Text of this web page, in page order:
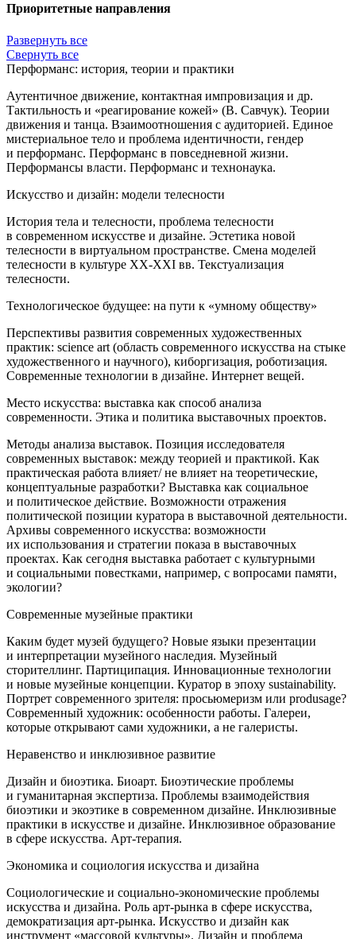
Приоритетные направления
Развернуть все
Свернуть все
Перформанс: история, теории и практики
Аутентичное движение, контактная импровизация и др.
Тактильность и «реагирование кожей» (В. Савчук). Теории
движения и танца. Взаимоотношения с аудиторией. Единое
мистериальное тело и проблема идентичности, гендер
и перформанс. Перформанс в повседневной жизни.
Перформансы власти. Перформанс и технонаука.
Искусство и дизайн: модели телесности
История тела и телесности, проблема телесности
в современном искусстве и дизайне. Эстетика новой
телесности в виртуальном пространстве. Смена моделей
телесности в культуре XX-XXI вв. Текстуализация
телесности.
Технологическое будущее: на пути к «умному обществу»
Перспективы развития современных художественных
практик: science art (область современного искусства на стыке
художественного и научного), киборгизация, роботизация.
Современные технологии в дизайне. Интернет вещей.
Место искусства: выставка как способ анализа
современности. Этика и политика выставочных проектов.
Методы анализа выставок. Позиция исследователя
современных выставок: между теорией и практикой. Как
практическая работа влияет/ не влияет на теоретические,
концептуальные разработки? Выставка как социальное
и политическое действие. Возможности отражения
политической позиции куратора в выставочной деятельности.
Архивы современного искусства: возможности
их использования и стратегии показа в выставочных
проектах. Как сегодня выставка работает с культурными
и социальными повестками, например, с вопросами памяти,
экологии?
Современные музейные практики
Каким будет музей будущего? Новые языки презентации
и интерпретации музейного наследия. Музейный
сторителлинг. Партиципация. Инновационные технологии
и новые музейные концепции. Куратор в эпоху sustainability.
Портрет современного зрителя: просьюмеризм или produsage?
Современный художник: особенности работы. Галереи,
которые открывают сами художники, а не галеристы.
Неравенство и инклюзивное развитие
Дизайн и биоэтика. Биоарт. Биоэтические проблемы
и гуманитарная экспертиза. Проблемы взаимодействия
биоэтики и экоэтике в современном дизайне. Инклюзивные
практики в искусстве и дизайне. Инклюзивное образование
в сфере искусства. Арт-терапия.
Экономика и социология искусства и дизайна
Социологические и социально-экономические проблемы
искусства и дизайна. Роль арт-рынка в сфере искусства,
демократизация арт-рынка. Искусство и дизайн как
инструмент «массовой культуры». Дизайн и проблема